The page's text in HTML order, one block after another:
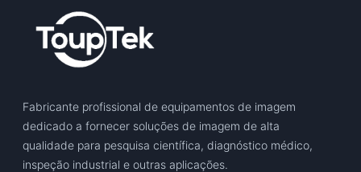
Fabricante profissional de equipamentos de imagem
dedicado a fornecer soluções de imagem de alta
qualidade para pesquisa científica, diagnóstico médico,
inspeção industrial e outras aplicações.